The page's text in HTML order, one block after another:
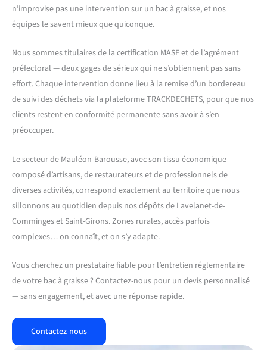
n’improvise pas une intervention sur un bac à graisse, et nos
équipes le savent mieux que quiconque.
Nous sommes titulaires de la certification MASE et de l’agrément
préfectoral — deux gages de sérieux qui ne s’obtiennent pas sans
effort. Chaque intervention donne lieu à la remise d’un bordereau
de suivi des déchets via la plateforme TRACKDECHETS, pour que nos
clients restent en conformité permanente sans avoir à s’en
préoccuper.
Le secteur de Mauléon-Barousse, avec son tissu économique
composé d’artisans, de restaurateurs et de professionnels de
diverses activités, correspond exactement au territoire que nous
sillonnons au quotidien depuis nos dépôts de Lavelanet-de-
Comminges et Saint-Girons. Zones rurales, accès parfois
complexes… on connaît, et on s’y adapte.
Vous cherchez un prestataire fiable pour l’entretien réglementaire
de votre bac à graisse ? Contactez-nous pour un devis personnalisé
— sans engagement, et avec une réponse rapide.
Contactez-nous